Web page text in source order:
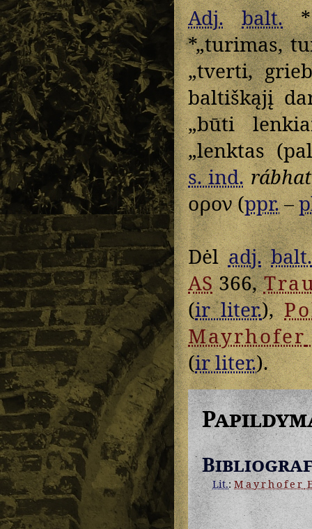
Adj. balt.*
*„turimas,
„tverti,
baltiškąjį
„būti
„lenktas
s. ind.
ορον(ppr.–
Dėladj. balt.
AS366,
(ir liter.),
Mayrhofer
(ir liter.).
Lit.:Mayrhofer